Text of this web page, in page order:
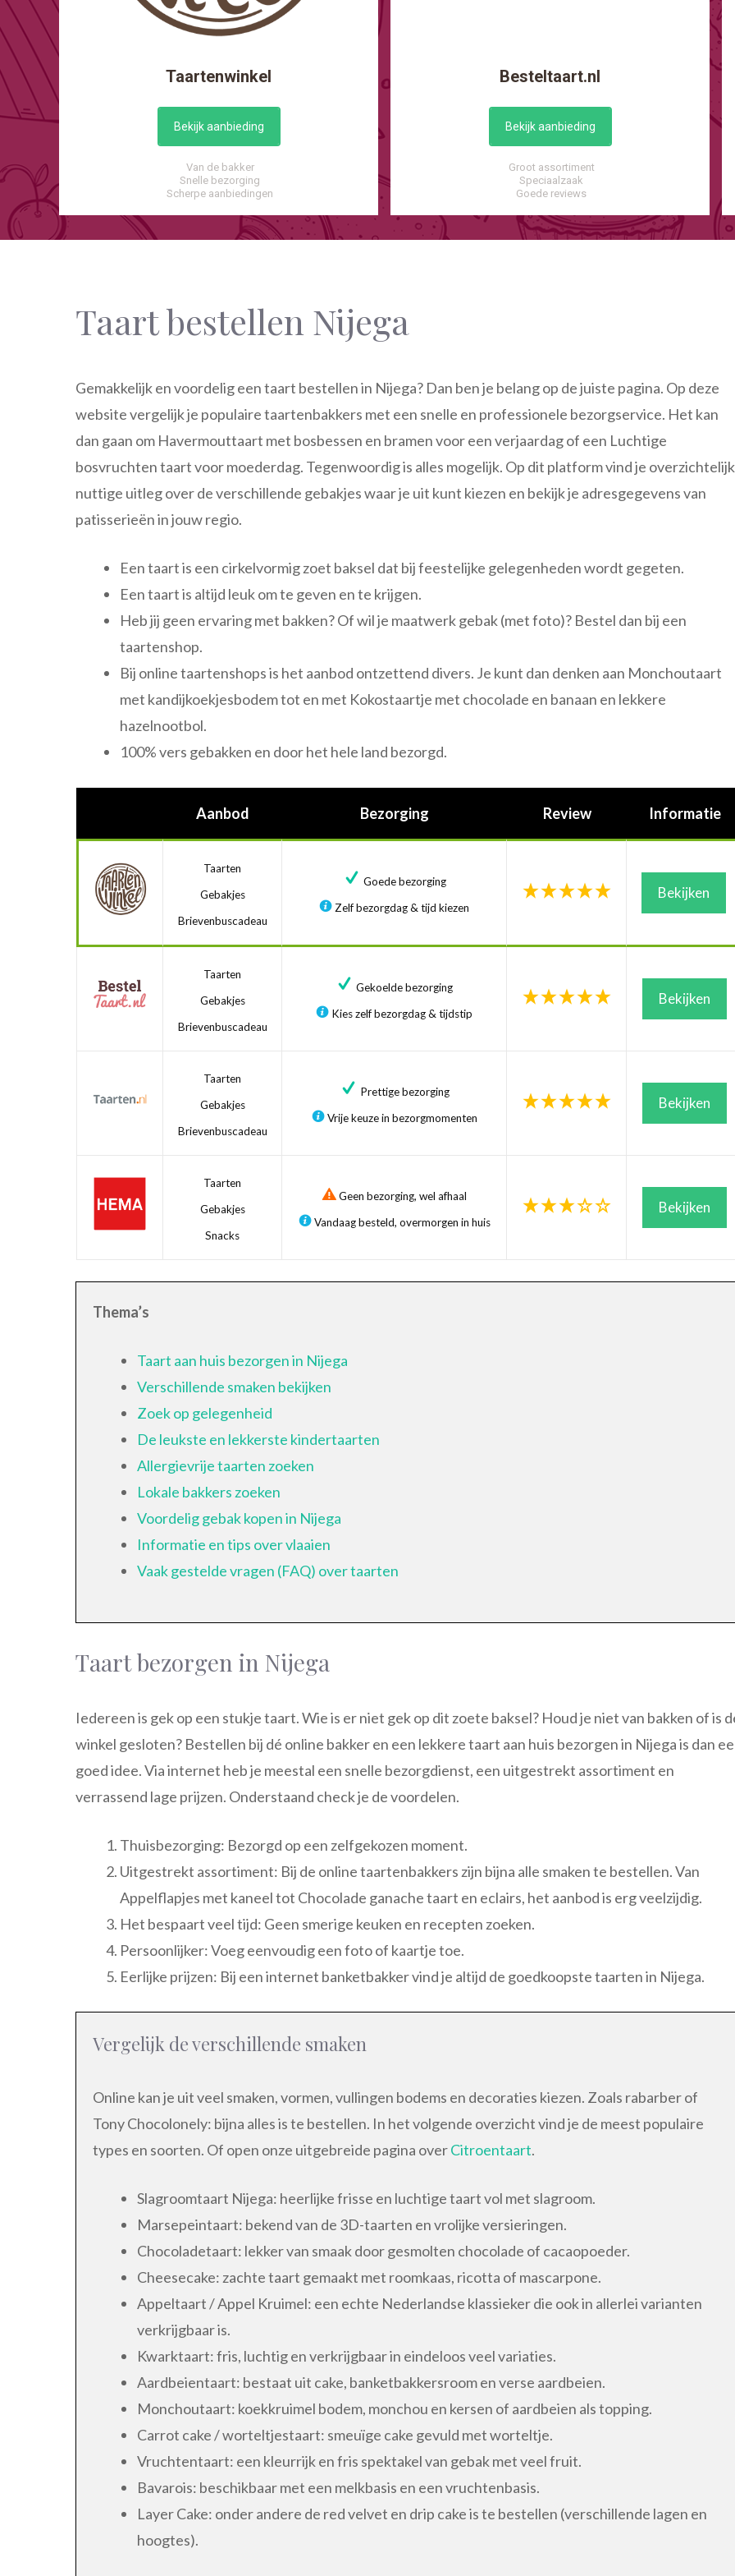
Taartenwinkel
Bekijk aanbieding
Van de bakker
Snelle bezorging
Scherpe aanbiedingen
Besteltaart.nl
Bekijk aanbieding
Groot assortiment
Speciaalzaak
Goede reviews
Taart bestellen Nijega
Gemakkelijk en voordelig een taart bestellen in Nijega? Dan ben je belang op de juiste pagina. Op deze
website vergelijk je populaire taartenbakkers met een snelle en professionele bezorgservice. Het kan
dan gaan om Havermouttaart met bosbessen en bramen voor een verjaardag of een Luchtige
bosvruchten taart voor moederdag. Tegenwoordig is alles mogelijk. Op dit platform vind je overzichtelijk
nuttige uitleg over de verschillende gebakjes waar je uit kunt kiezen en bekijk je adresgegevens van
patisserieën in jouw regio.
Een taart is een cirkelvormig zoet baksel dat bij feestelijke gelegenheden wordt gegeten.
Een taart is altijd leuk om te geven en te krijgen.
Heb jij geen ervaring met bakken? Of wil je maatwerk gebak (met foto)? Bestel dan bij een
taartenshop.
Bij online taartenshops is het aanbod ontzettend divers. Je kunt dan denken aan Monchoutaart
met kandijkoekjesbodem tot en met Kokostaartje met chocolade en banaan en lekkere
hazelnootbol.
100% vers gebakken en door het hele land bezorgd.
Aanbod Bezorging Review Informatie
Taarten
Gebakjes
Brievenbuscadeau
Goede bezorging
Zelf bezorgdag & tijd kiezen
Bekijken
Taarten
Gebakjes
Brievenbuscadeau
Gekoelde bezorging
Kies zelf bezorgdag & tijdstip
Bekijken
Taarten
Gebakjes
Brievenbuscadeau
Prettige bezorging
Vrije keuze in bezorgmomenten
Bekijken
Taarten
Gebakjes
Snacks
Geen bezorging, wel afhaal
Vandaag besteld, overmorgen in huis
Bekijken
Thema’s
Taart aan huis bezorgen in Nijega
Verschillende smaken bekijken
Zoek op gelegenheid
De leukste en lekkerste kindertaarten
Allergievrije taarten zoeken
Lokale bakkers zoeken
Voordelig gebak kopen in Nijega
Informatie en tips over vlaaien
Vaak gestelde vragen (FAQ) over taarten
Taart bezorgen in Nijega
Iedereen is gek op een stukje taart. Wie is er niet gek op dit zoete baksel? Houd je niet van bakken of is
winkel gesloten? Bestellen bij dé online bakker en een lekkere taart aan huis bezorgen in Nijega is dan
goed idee. Via internet heb je meestal een snelle bezorgdienst, een uitgestrekt assortiment en
verrassend lage prijzen. Onderstaand check je de voordelen.
Thuisbezorging: Bezorgd op een zelfgekozen moment.
Uitgestrekt assortiment: Bij de online taartenbakkers zijn bijna alle smaken te bestellen. Van
Appelflapjes met kaneel tot Chocolade ganache taart en eclairs, het aanbod is erg veelzijdig.
Het bespaart veel tijd: Geen smerige keuken en recepten zoeken.
Persoonlijker: Voeg eenvoudig een foto of kaartje toe.
Eerlijke prijzen: Bij een internet banketbakker vind je altijd de goedkoopste taarten in Nijega.
Vergelijk de verschillende smaken
Online kan je uit veel smaken, vormen, vullingen bodems en decoraties kiezen. Zoals rabarber of
Tony Chocolonely: bijna alles is te bestellen. In het volgende overzicht vind je de meest populaire
types en soorten. Of open onze uitgebreide pagina overCitroentaart.
Slagroomtaart Nijega: heerlijke frisse en luchtige taart vol met slagroom.
Marsepeintaart: bekend van de 3D-taarten en vrolijke versieringen.
Chocoladetaart: lekker van smaak door gesmolten chocolade of cacaopoeder.
Cheesecake: zachte taart gemaakt met roomkaas, ricotta of mascarpone.
Appeltaart / Appel Kruimel: een echte Nederlandse klassieker die ook in allerlei varianten
verkrijgbaar is.
Kwarktaart: fris, luchtig en verkrijgbaar in eindeloos veel variaties.
Aardbeientaart: bestaat uit cake, banketbakkersroom en verse aardbeien.
Monchoutaart: koekkruimel bodem, monchou en kersen of aardbeien als topping.
Carrot cake / worteltjestaart: smeuïge cake gevuld met worteltje.
Vruchtentaart: een kleurrijk en fris spektakel van gebak met veel fruit.
Bavarois: beschikbaar met een melkbasis en een vruchtenbasis.
Layer Cake: onder andere de red velvet en drip cake is te bestellen (verschillende lagen en
hoogtes).